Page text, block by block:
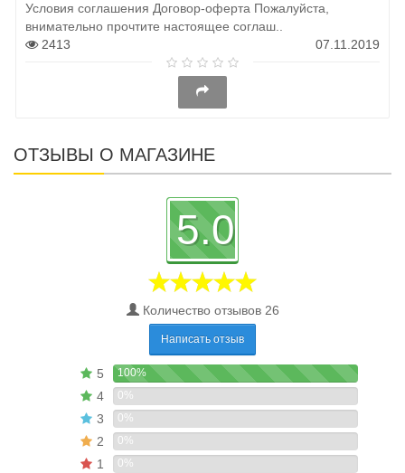
Условия соглашения Договор-оферта Пожалуйста,
внимательно прочтите настоящее соглаш..
2413
07.11.2019
ОТЗЫВЫ О МАГАЗИНЕ
5.0
Количество отзывов 26
Написать отзыв
5 100%
4 0%
3 0%
2 0%
1 0%